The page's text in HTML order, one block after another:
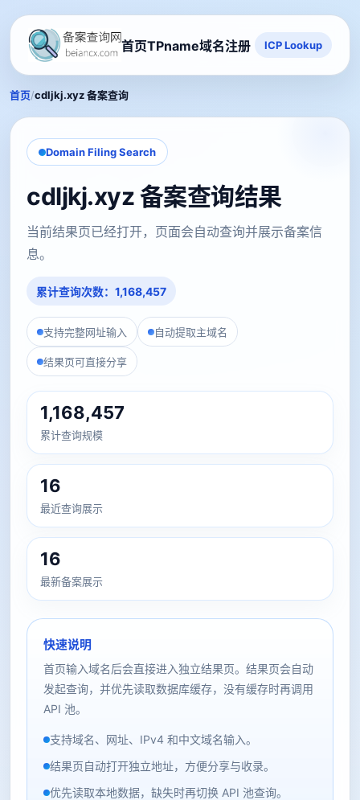
首页TPname域名注册 ICP Lookup
首页/cdljkj.xyz 备案查询
Domain Filing Search
cdljkj.xyz 备案查询结果
当前结果页已经打开，页面会自动查询并展示备案信
息。
累计查询次数：1,168,457
支持完整网址输入 自动提取主域名
结果页可直接分享
1,168,457
累计查询规模
16
最近查询展示
16
最新备案展示
快速说明
首页输入域名后会直接进入独立结果页。结果页会自动
发起查询，并优先读取数据库缓存，没有缓存时再调用
API 池。
支持域名、网址、IPv4 和中文域名输入。
结果页自动打开独立地址，方便分享与收录。
优先读取本地数据，缺失时再切换 API 池查询。